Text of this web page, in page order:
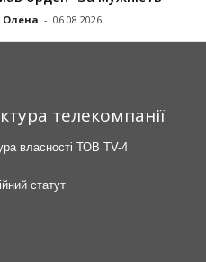
Олена - 06.08.2026
телекомпанії
власності ТОВ TV-4
статут